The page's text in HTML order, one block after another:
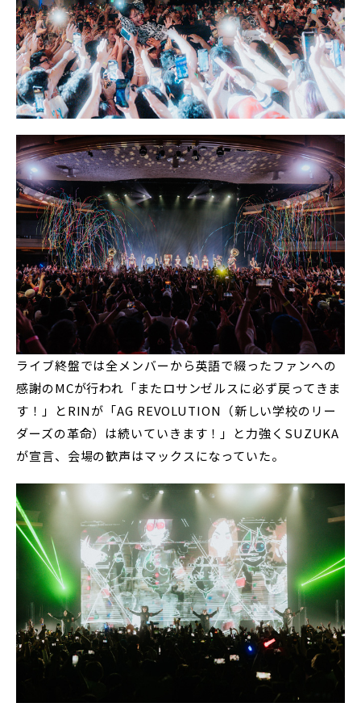
ライブ終盤では全メンバーから英語で綴ったファンへの
感謝のMCが行われ「またロサンゼルスに必ず戻ってきま
す！」とRINが「AG REVOLUTION（新しい学校のリー
ダーズの革命）は続いていきます！」と力強くSUZUKA
が宣言、会場の歓声はマックスになっていた。